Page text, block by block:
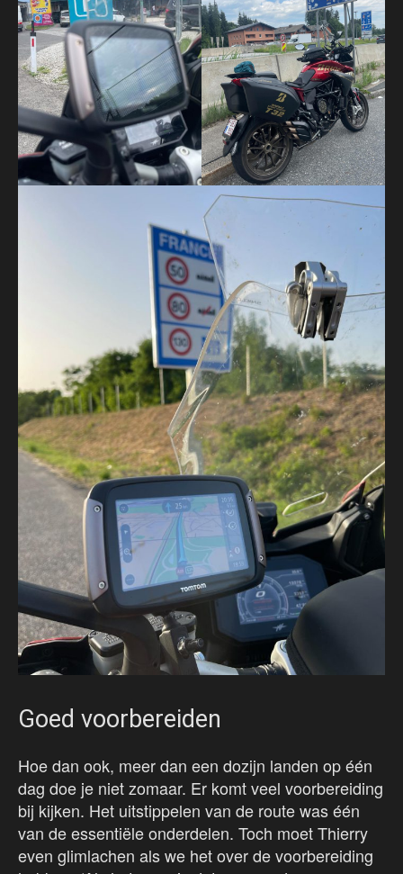
Goed voorbereiden
Hoe dan ook, meer dan een dozijn landen op één
dag doe je niet zomaar. Er komt veel voorbereiding
bij kijken. Het uitstippelen van de route was één
van de essentiële onderdelen. Toch moet Thierry
even glimlachen als we het over de voorbereiding